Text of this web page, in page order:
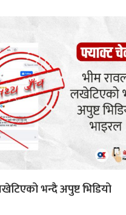
भन्दै अपुष्ट भिडियो